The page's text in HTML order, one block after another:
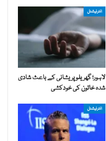
انٹرنیشنل
لاہور؛ گھریلو پریشانی کے باعث شادی
شدہ خاتون کی خودکشی
انٹرنیشنل